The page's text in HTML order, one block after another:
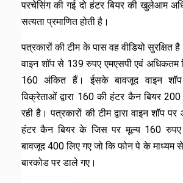
परचेसिंग की गई दो हंटर बियर की खुलेआम
सत्यता प्रमाणित होती है।
पत्रकारों की टीम के पास वह वीडियो सुरक्षित
वाइन शॉप से 139 रुपए एमएसपी एवं अधिकतम
₹160 अंकित हैं। ईसके बावजूद वाइन
विक्रेताओं द्वारा ₹160 की हंटर कैन बियर
रही है। पत्रकारों की टीम द्वारा वाइन शॉप
हंटर कैन बियर के जिस पर मूल्य 160
बावजूद ₹400 लिए गए जो कि फोन पे के माध्यम
बारकोड पर डाले गए।